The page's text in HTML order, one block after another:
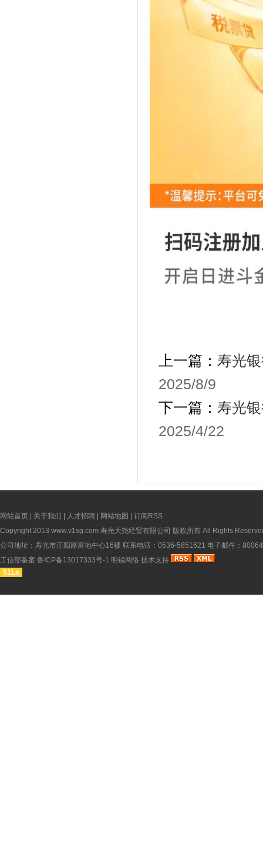
上一篇： 寿光
2025/8/9
下一篇： 寿光
2025/4/22
网站首页 关于我们 人才招聘 网站地图
订阅RSS
Copyright 2013 www.v1sg.com 寿光大尧经贸有限公司 版权所有 All Rights
公司地址：寿光市正阳路富地中心16楼 联系电话：0536-5851621 电子邮件：
工信部备案 鲁ICP备13017333号-1 明锐网络 技术支持
51La